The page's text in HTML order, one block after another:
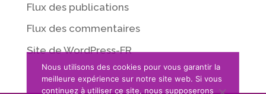
Flux des publications
Flux des commentaires
Site de WordPress-FR
Nous utilisons des cookies pour vous garantir la
meilleure expérience sur notre site web. Si vous
continuez à utiliser ce site, nous supposerons